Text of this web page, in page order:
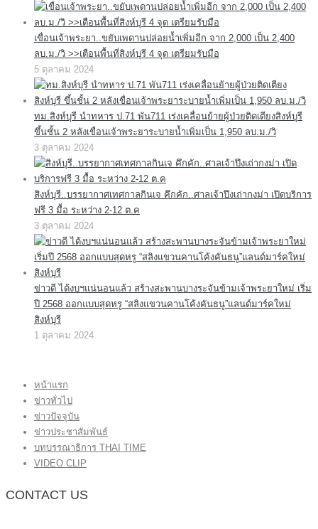
เขื่อนเจ้าพระยา..ขยับเพดานปล่อยน้ำเพิ่มอีก จาก 2,000 เป็น 2,400
ลบ.ม./วิ >>เตือนพื้นที่สิงห์บุรี 4 จุด เตรียมรับมือ
5 ตุลาคม 2024
ทม.สิงห์บุรี นำทหาร ป.71 พัน711 เร่งเคลื่อนย้ายผู้ป่วยติดเตียงสิงห์บุรี
ขึ้นชั้น 2 หลังเขื่อนเจ้าพระยาระบายน้ำเพิ่มเป็น 1,950 ลบ.ม./วิ
3 ตุลาคม 2024
สิงห์บุรี..บรรยากาศเทศกาลกินเจ คึกคัก..ศาลเจ้าปึงเถ่ากงม่า เปิดบริการ
ฟรี 3 มื้อ ระหว่าง 2-12 ต.ค
3 ตุลาคม 2024
ข่าวดี ได้งบฯแน่นอนแล้ว สร้างสะพานบางระจันข้ามเจ้าพระยาใหม่ เริ่ม
ปี 2568 ออกแบบสุดหรู “สลิงแขวนคานโค้งคันธนู”แลนด์มาร์คใหม่
สิงห์บุรี
1 ตุลาคม 2024
หน้าแรก
ข่าวทั่วไป
ข่าวปัจจุบัน
ข่าวประชาสัมพันธ์
บทบรรณาธิการ THAI TIME
VIDEO CLIP
CONTACT US